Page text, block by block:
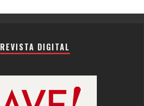
REVISTA DIGITAL